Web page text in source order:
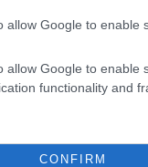
allow Google to enable
allow Google to enable
functionality and
CONFIRM